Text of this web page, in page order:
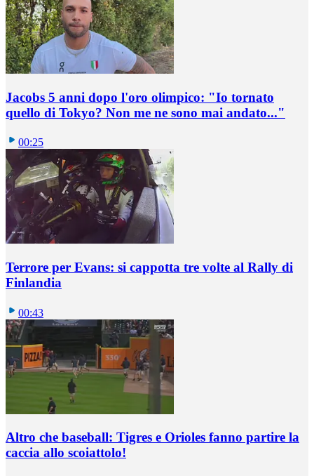
Jacobs 5 anni dopo l'oro olimpico: "Io tornato
quello di Tokyo? Non me ne sono mai andato..."
00:25
Terrore per Evans: si cappotta tre volte al Rally di
Finlandia
00:43
Altro che baseball: Tigres e Orioles fanno partire la
caccia allo scoiattolo!